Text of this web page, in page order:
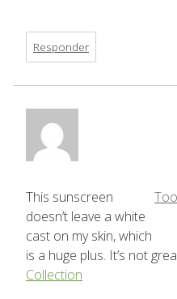
Responder
This sunscreen
doesn’t leave a white
cast on my skin, which
is a huge plus. It’s not
Collection